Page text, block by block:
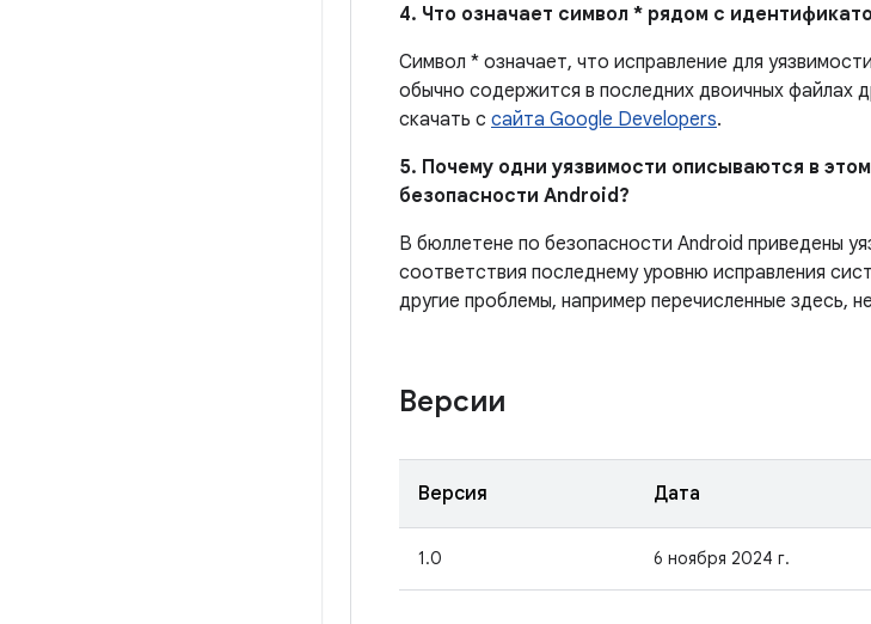
4. Что означает символ * рядом с
Символ * означает, что исправление для
обычно содержится в последних двоичных файлах
скачать с сайта Google Developers.
5. Почему одни уязвимости описываются в
безопасности Android?
В бюллетене по безопасности Android приведены
соответствия последнему уровню исправления
другие проблемы, например перечисленные здесь,
Версии
Версия Дата
1.0 6 ноября 2024 г.